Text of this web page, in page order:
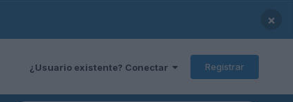
×
¿Usuario existente? Conectar Registrar